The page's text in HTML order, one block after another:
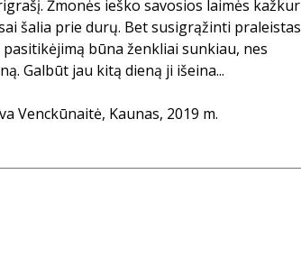
Žmonės ieško savosios laimės kažkur
šalia prie durų. Bet susigrąžinti praleistas
būna ženkliai sunkiau, nes
Galbūt jau kitą dieną ji išeina...
Venckūnaitė, Kaunas, 2019 m.